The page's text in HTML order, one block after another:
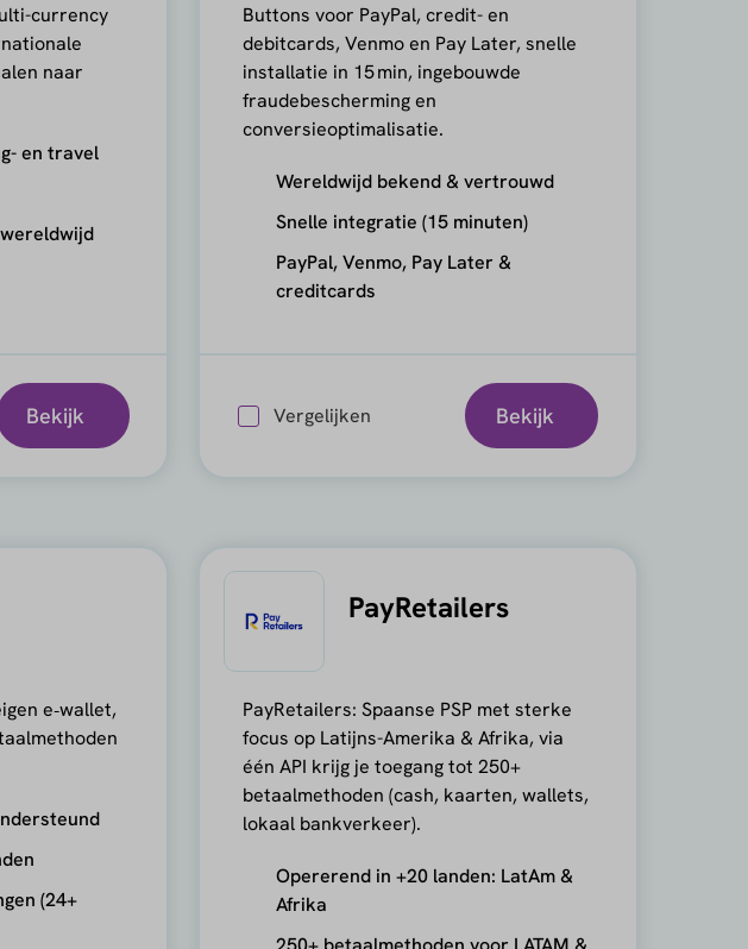
currency
naar
en travel
Bekijk
Buttons voor PayPal, credit- en
debitcards, Venmo en Pay Later, snelle
installatie in 15 min, ingebouwde
fraudebescherming en
conversieoptimalisatie.
Wereldwijd bekend & vertrouwd
Snelle integratie (15 minuten)
PayPal, Venmo, Pay Later &
creditcards
Vergelijken Bekijk
e‑wallet,
(24+
PayRetailers
PayRetailers: Spaanse PSP met sterke
focus op Latijns-Amerika & Afrika, via
één API krijg je toegang tot 250+
betaalmethoden (cash, kaarten, wallets,
lokaal bankverkeer).
Opererend in +20 landen: LatAm &
Afrika